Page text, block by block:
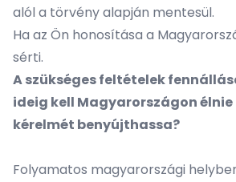
alól a törvény alapján mentesül.
Ha az Ön honosítása a
sérti.
A szükséges feltételek
ideig kell Magyarországon
kérelmét benyújthassa?
Folyamatos magyarországi